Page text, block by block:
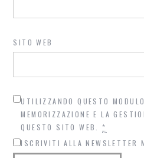
SITO WEB
UTILIZZANDO QUESTO
MEMORIZZAZIONE E LA
QUESTO SITO WEB.*
ISCRIVITI ALLA NEWSLETTER